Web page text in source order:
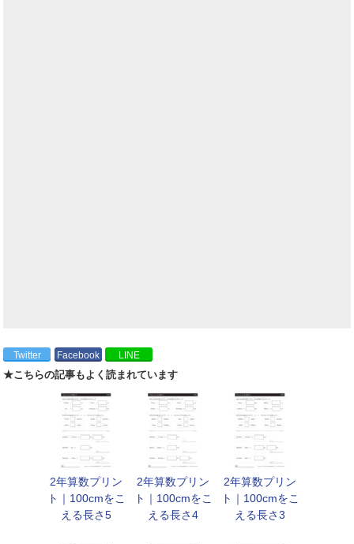
Twitter Facebook LINE
★こちらの記事もよく読まれています
2年算数プリン
ト｜100cmをこ
える長さ5
2年算数プリン
ト｜100cmをこ
える長さ4
2年算数プリン
ト｜100cmをこ
える長さ3